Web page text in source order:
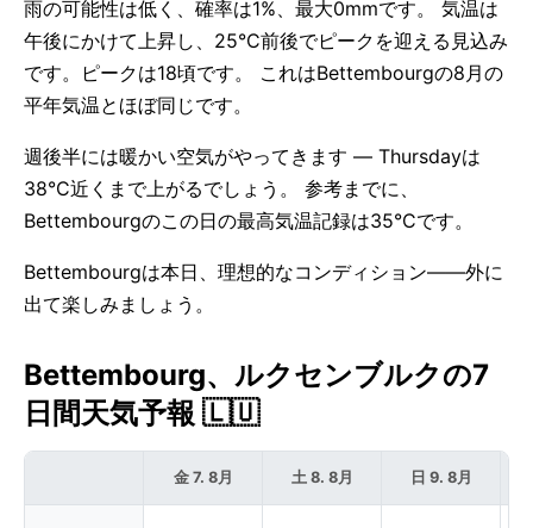
雨の可能性は低く、確率は1%、最大0mmです。 気温は
午後にかけて上昇し、25°C前後でピークを迎える見込み
です。ピークは18頃です。 これはBettembourgの8月の
平年気温とほぼ同じです。
週後半には暖かい空気がやってきます — Thursdayは
38°C近くまで上がるでしょう。 参考までに、
Bettembourgのこの日の最高気温記録は35°Cです。
Bettembourgは本日、理想的なコンディション——外に
出て楽しみましょう。
Bettembourg、ルクセンブルクの7
日間天気予報 🇱🇺
金 7. 8月 土 8. 8月 日 9. 8月